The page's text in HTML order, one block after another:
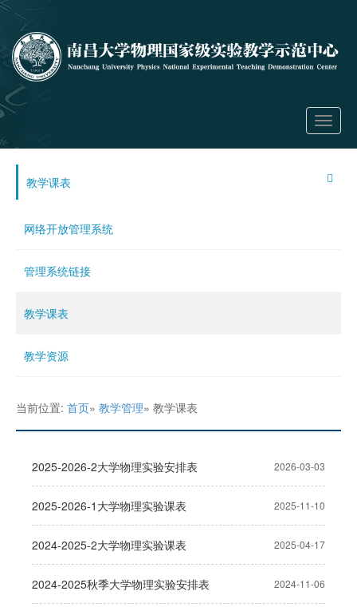
Toggle
教学课表
网络开放管理系统
管理系统链接
教学课表
教学资源
当前位置: 首页» 教学管理» 教学课表
2026-03-03
2025-2026-2大学物理实验安排表
2025-11-10
2025-2026-1大学物理实验课表
2025-04-17
2024-2025-2大学物理实验课表
2024-11-06
2024-2025秋季大学物理实验安排表